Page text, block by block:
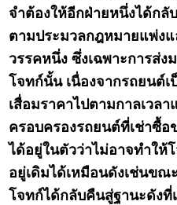
จำต้องให้อีกฝ่ายหนึ่งได้กลั
ตามประมวลกฎหมายแพ่ง
วรรคหนึ่ง ซึ่งเฉพาะการส่
โจทก์นั้น เนื่องจากรถยนต์
เสื่อมราคาไปตามกาลเวล
ครอบครองรถยนต์ที่เช่าซื้
ได้อยู่ในตัวว่าไม่อาจทำให้
อยู่เดิมได้เหมือนดังเช่นข
โจทก์ได้กลับคืนสู่ฐานะดังที่